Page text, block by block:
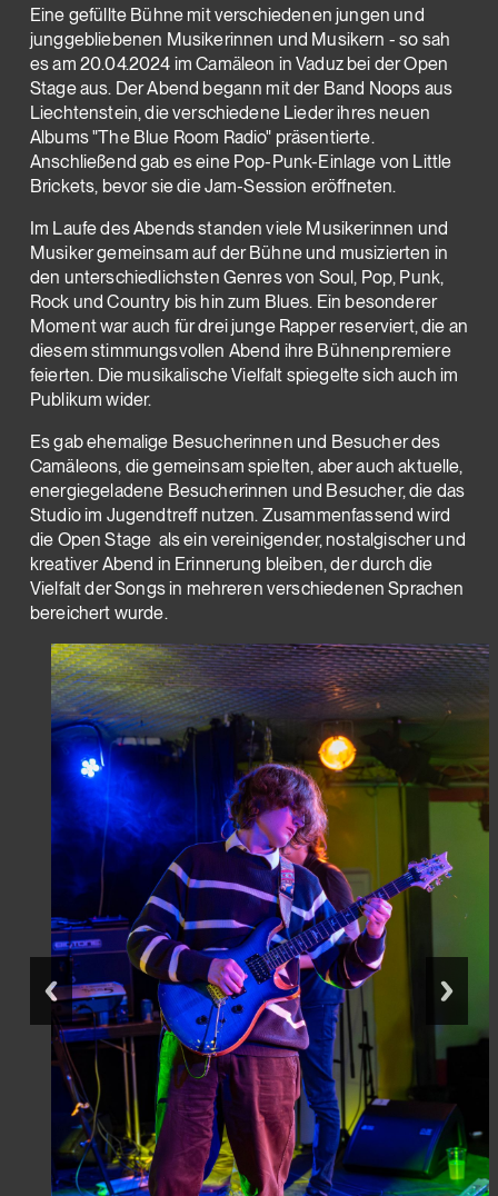
Eine gefüllte Bühne mit verschiedenen jungen und
junggebliebenen Musikerinnen und Musikern - so sah
es am 20.04.2024 im Camäleon in Vaduz bei der Open
Stage aus. Der Abend begann mit der Band Noops aus
Liechtenstein, die verschiedene Lieder ihres neuen
Albums "The Blue Room Radio" präsentierte.
Anschließend gab es eine Pop-Punk-Einlage von Little
Brickets, bevor sie die Jam-Session eröffneten.
Im Laufe des Abends standen viele Musikerinnen und
Musiker gemeinsam auf der Bühne und musizierten in
den unterschiedlichsten Genres von Soul, Pop, Punk,
Rock und Country bis hin zum Blues. Ein besonderer
Moment war auch für drei junge Rapper reserviert, die an
diesem stimmungsvollen Abend ihre Bühnenpremiere
feierten. Die musikalische Vielfalt spiegelte sich auch im
Publikum wider.
Es gab ehemalige Besucherinnen und Besucher des
Camäleons, die gemeinsam spielten, aber auch aktuelle,
energiegeladene Besucherinnen und Besucher, die das
Studio im Jugendtreff nutzen. Zusammenfassend wird
die Open Stage als ein vereinigender, nostalgischer und
kreativer Abend in Erinnerung bleiben, der durch die
Vielfalt der Songs in mehreren verschiedenen Sprachen
bereichert wurde.